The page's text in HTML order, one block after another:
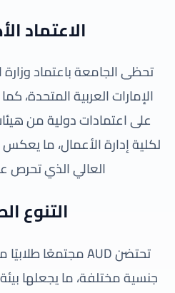
الاعتماد
تحظى الجامعة باعتماد وزارة
الإمارات العربية المتحدة،
لكلية إدارة الأعمال، ما
العالي الذي تحرص
التنوع
جنسية مختلفة، ما يجعلها